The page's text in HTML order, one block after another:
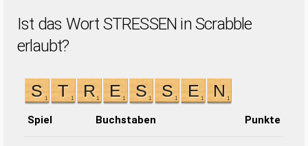
Ist das Wort STRESSEN in Scrabble
erlaubt?
Spiel Buchstaben Punkte